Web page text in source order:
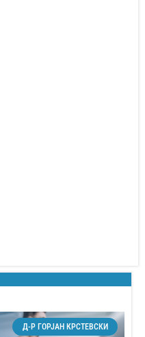
Д-Р ГОРЈАН КРСТЕВСКИ